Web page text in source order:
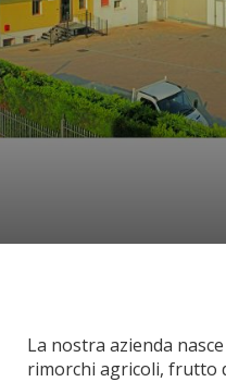
La nostra azienda
rimorchi agricoli, frutto